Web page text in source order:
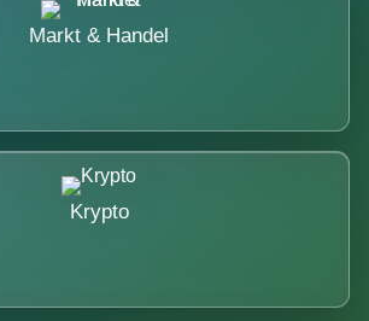
Markt & Handel
Krypto